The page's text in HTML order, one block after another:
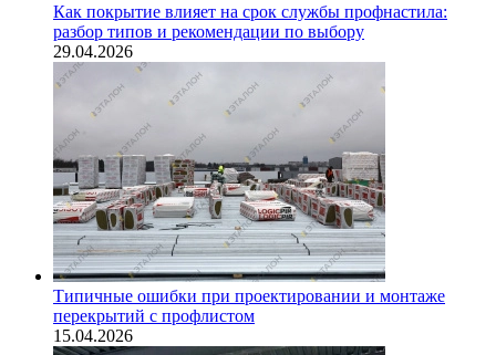
Как покрытие влияет на срок службы профнастила:
разбор типов и рекомендации по выбору
29.04.2026
Типичные ошибки при проектировании и монтаже
перекрытий с профлистом
15.04.2026